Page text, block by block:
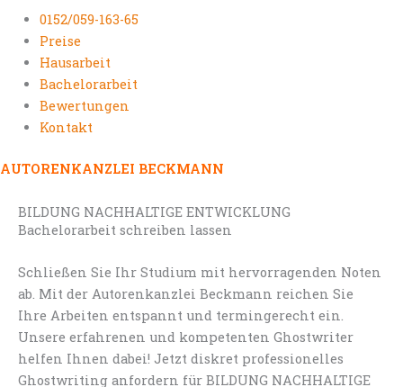
0152/059-163-65
Preise
Hausarbeit
Bachelorarbeit
Bewertungen
Kontakt
AUTORENKANZLEI BECKMANN
BILDUNG NACHHALTIGE ENTWICKLUNG
Bachelorarbeit schreiben lassen
Schließen Sie Ihr Studium mit hervorragenden Noten
ab. Mit der Autorenkanzlei Beckmann reichen Sie
Ihre Arbeiten entspannt und termingerecht ein.
Unsere erfahrenen und kompetenten Ghostwriter
helfen Ihnen dabei! Jetzt diskret professionelles
Ghostwriting anfordern für BILDUNG NACHHALTIGE